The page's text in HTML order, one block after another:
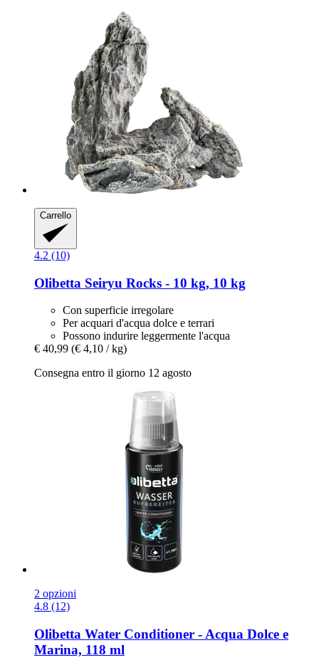
Carrello
4.2 (10)
Olibetta Seiryu Rocks -​ 10 kg, 10 kg
Con superficie irregolare
Per acquari d'acqua dolce e terrari
Possono indurire leggermente l'acqua
€ 40,99 (€ 4,10 / kg)
Consegna entro il giorno 12 agosto
2 opzioni
4.8 (12)
Olibetta Water Conditioner -​ Acqua Dolce e
Marina, 118 ml